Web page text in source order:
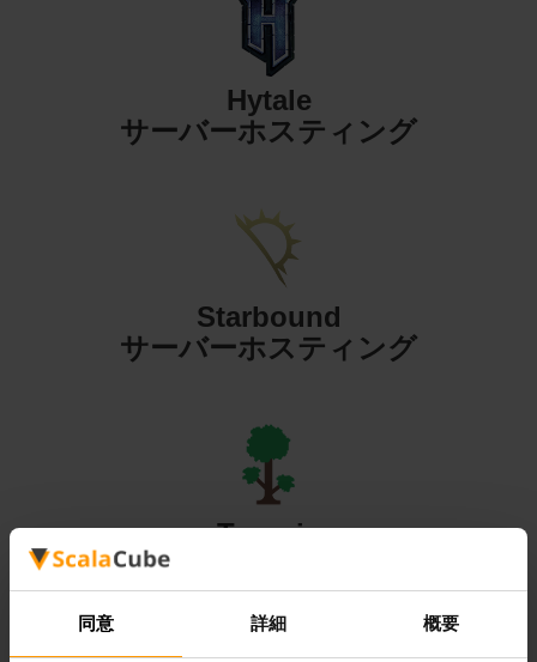
同意 詳細 概要
Hytale
サーバーホスティング
Starbound
サーバーホスティング
Terraria
サーバーホスティング